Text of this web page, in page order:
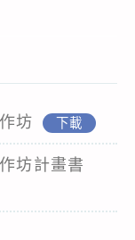
坊 下載
坊計畫書